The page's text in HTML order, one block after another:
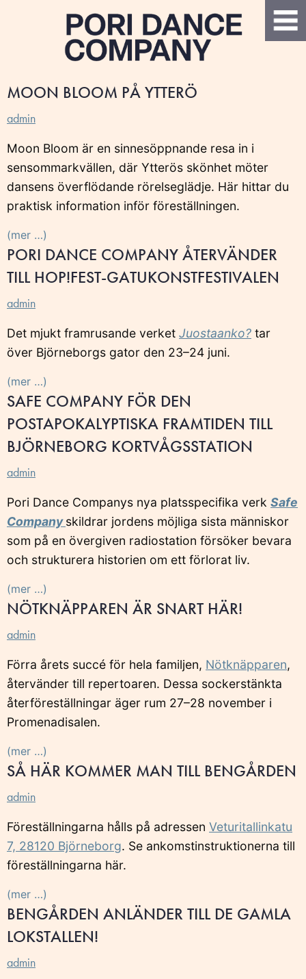
MOON BLOOM PÅ YTTERÖ
admin
Moon Bloom är en sinnesöppnande resa in i
sensommarkvällen, där Ytterös skönhet möter
dansens överflödande rörelseglädje. Här hittar du
praktisk information inför föreställningen.
(mer …)
PORI DANCE COMPANY ÅTERVÄNDER
TILL HOP!FEST-GATUKONSTFESTIVALEN
admin
Det mjukt framrusande verket Juostaanko? tar
över Björneborgs gator den 23–24 juni.
(mer …)
SAFE COMPANY FÖR DEN
POSTAPOKALYPTISKA FRAMTIDEN TILL
BJÖRNEBORG KORTVÅGSSTATION
admin
Pori Dance Companys nya platsspecifika verk Safe
Company skildrar jordens möjliga sista människor
som på en övergiven radiostation försöker bevara
och strukturera historien om ett förlorat liv.
(mer …)
NÖTKNÄPPAREN ÄR SNART HÄR!
admin
Förra årets succé för hela familjen, Nötknäpparen,
återvänder till repertoaren. Dessa sockerstänkta
återföreställningar äger rum 27–28 november i
Promenadisalen.
(mer …)
SÅ HÄR KOMMER MAN TILL BENGÅRDEN
admin
Föreställningarna hålls på adressen Veturitallinkatu
7, 28120 Björneborg. Se ankomstinstruktionerna till
föreställningarna här.
(mer …)
BENGÅRDEN ANLÄNDER TILL DE GAMLA
LOKSTALLEN!
admin